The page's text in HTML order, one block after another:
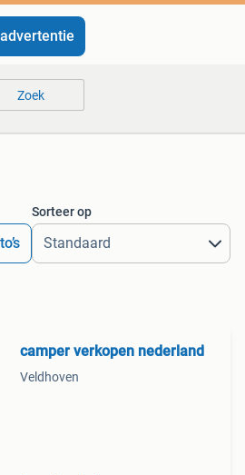
Zoek
Sorteer op
camper verkopen nederland
Veldhoven